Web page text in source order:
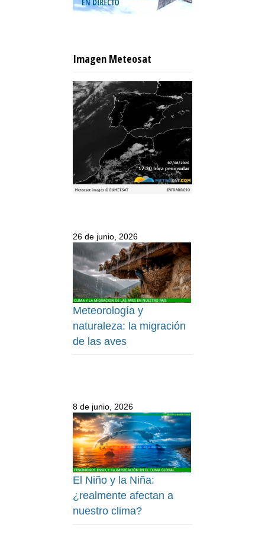
Imagen Meteosat
26 de junio, 2026
Meteorología y
naturaleza: la migración
de las aves
8 de junio, 2026
El Niño y la Niña:
¿realmente afectan a
nuestro clima?